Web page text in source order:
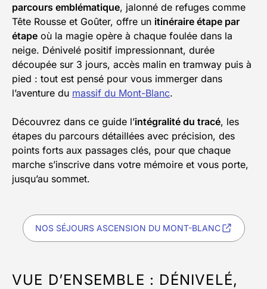
parcours emblématique, jalonné de refuges comme
Tête Rousse et Goûter, offre un itinéraire étape par
étape où la magie opère à chaque foulée dans la
neige. Dénivelé positif impressionnant, durée
découpée sur 3 jours, accès malin en tramway puis à
pied : tout est pensé pour vous immerger dans
l’aventure du massif du Mont-Blanc.
Découvrez dans ce guide l’intégralité du tracé, les
étapes du parcours détaillées avec précision, des
points forts aux passages clés, pour que chaque
marche s’inscrive dans votre mémoire et vous porte,
jusqu’au sommet.
NOS SÉJOURS ASCENSION DU MONT-BLANC
VUE D’ENSEMBLE : DÉNIVELÉ,